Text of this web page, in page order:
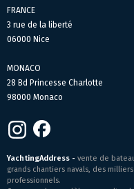
FRANCE
3 rue de la liberté
06000 Nice
MONACO
28 Bd Princesse Charlotte
98000 Monaco
YachtingAddress - vente de
grands chantiers navals, des
professionnels.